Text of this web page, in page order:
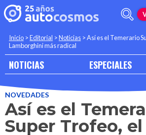
Inicio >Editorial >Noticias >Así es el Temerario
Lamborghini más radical
NOTICIAS ESPECIALES
NOVEDADES
Así es el
Super Trofeo, el